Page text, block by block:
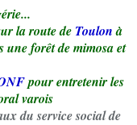
la route de Toulonà
une forêt de mimosa et
pour entretenir les
varois
du service social de